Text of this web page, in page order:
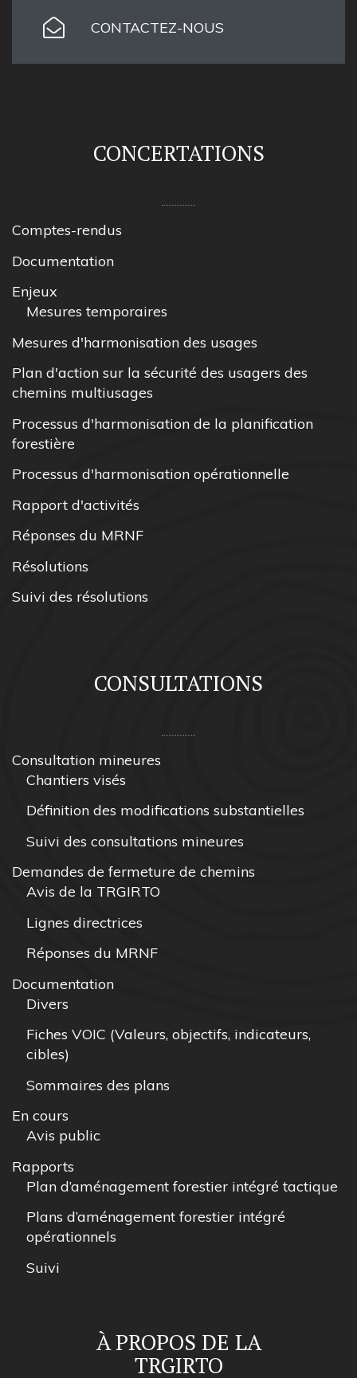
CONTACTEZ-NOUS
CONCERTATIONS
Comptes-rendus
Documentation
Enjeux
Mesures temporaires
Mesures d'harmonisation des usages
Plan d'action sur la sécurité des usagers des
chemins multiusages
Processus d'harmonisation de la planification
forestière
Processus d'harmonisation opérationnelle
Rapport d'activités
Réponses du MRNF
Résolutions
Suivi des résolutions
CONSULTATIONS
Consultation mineures
Chantiers visés
Définition des modifications substantielles
Suivi des consultations mineures
Demandes de fermeture de chemins
Avis de la TRGIRTO
Lignes directrices
Réponses du MRNF
Documentation
Divers
Fiches VOIC (Valeurs, objectifs, indicateurs,
cibles)
Sommaires des plans
En cours
Avis public
Rapports
Plan d’aménagement forestier intégré tactique
Plans d’aménagement forestier intégré
opérationnels
Suivi
À PROPOS DE LA
TRGIRTO